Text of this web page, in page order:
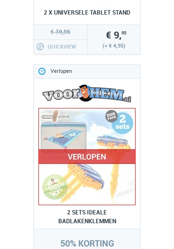
2 X UNIVERSELE TABLET STAND
€ 19,95
QUICKVIEW
€ 9,95
(+ € 4,95)
Verlopen
2 SETS IDEALE
BADLAKENKLEMMEN
50% KORTING